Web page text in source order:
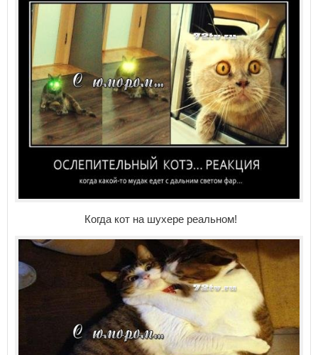
Когда кот на шухере реальном!